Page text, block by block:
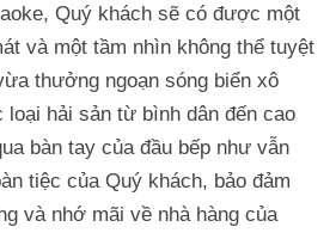
Quý khách sẽ có được một
và một tầm nhìn không thể tuyệt
thưởng ngoạn sóng biển xô
loại hải sản từ bình dân đến cao
bàn tay của đầu bếp như vẫn
tiệc của Quý khách, bảo đảm
và nhớ mãi về nhà hàng của